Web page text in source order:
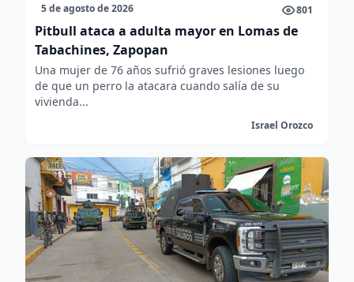
5 de agosto de 2026 801
Pitbull ataca a adulta mayor en Lomas de
Tabachines, Zapopan
Una mujer de 76 años sufrió graves lesiones luego
de que un perro la atacara cuando salía de su
vivienda...
Israel Orozco